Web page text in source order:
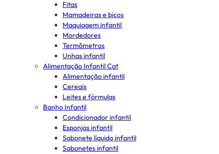
Fitas
Mamadeiras e bicos
Maquiagem infantil
Mordedores
Termômetros
Unhas infantil
Alimentação Infantil Cat
Alimentação infantil
Cereais
Leites e fórmulas
Banho Infantil
Condicionador infantil
Esponjas infantil
Sabonete líquido infantil
Sabonetes infantil